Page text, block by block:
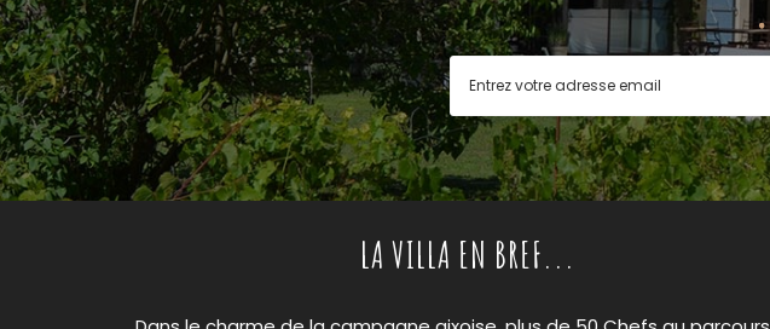
LA VILLA EN BREF...